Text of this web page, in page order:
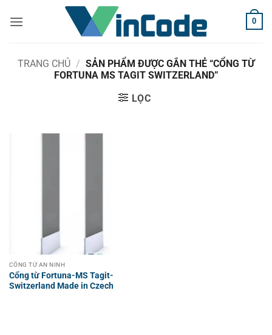
qua
0
TRANG CHỦ / SẢN PHẨM ĐƯỢC GẮN THẺ “CỔNG TỪ
FORTUNA MS TAGIT SWITZERLAND”
LỌC
CỔNG TỪ AN NINH
Cổng từ Fortuna-MS Tagit-
Switzerland Made in Czech